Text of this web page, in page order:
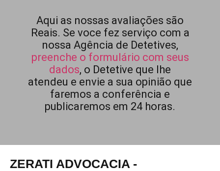
Aqui as nossas avaliações são
Reais. Se voce fez serviço com a
nossa Agência de Detetives,
preenche o formulário com seus
dados, o Detetive que lhe
atendeu e envie a sua opinião que
faremos a conferência e
publicaremos em 24 horas.
ZERATI ADVOCACIA -